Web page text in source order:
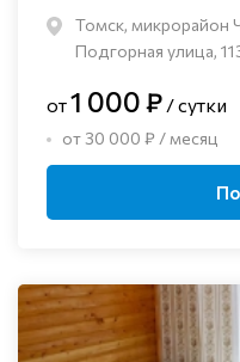
Томск, микрорайон
Подгорная улица,
от1 000 ₽ / сутки
от 30 000 ₽ / месяц